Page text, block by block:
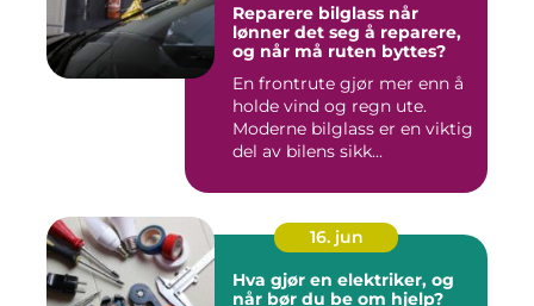
Reparere bilglass når
lønner det seg å reparere,
og når må ruten byttes?
En frontrute gjør mer enn å
holde vind og regn ute.
Moderne bilglass er en viktig
del av bilens sikk...
16. jun
Hva gjør en elektriker, og
når bør du be om hjelp?